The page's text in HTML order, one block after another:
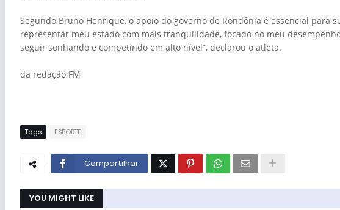
Segundo Bruno Henrique, o apoio do governo de Rondônia é essencial para
representar meu estado com mais tranquilidade, focado no meu
seguir sonhando e competindo em alto nível”, declarou o atleta.
da redação FM
Tags ESPORTE
Compartilhar
YOU MIGHT LIKE